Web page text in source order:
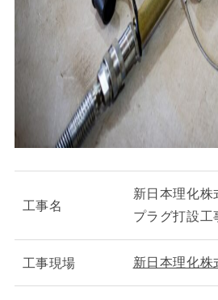
工事名
新日本理化
プラグ打設工
工事現場 新日本理化株